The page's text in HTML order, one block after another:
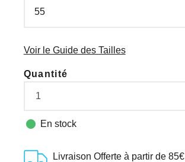
Voir le Guide des Tailles
Quantité
 En stock
Livraison Offerte à partir de 85€